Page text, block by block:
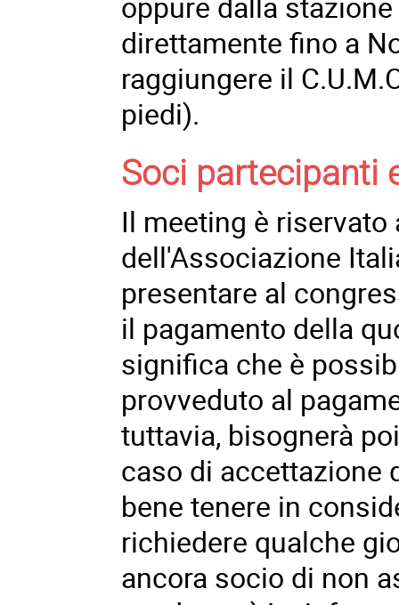
direttamente fino a
raggiungere il
piedi).
Soci partecipanti
Il meeting è
dell'Associazione
presentare al
il pagamento della
significa che è
provveduto al
tuttavia, bisognerà
caso di accettazione
bene tenere in
richiedere qualche
ancora socio di non